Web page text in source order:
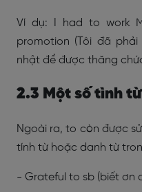
Ví dụ: I had to work
promotion (Tôi đã
nhật để được thăng
2.3 Một số tình
Ngoài ra, to còn được
tính từ hoặc danh từ
- Grateful to sb (biết ơn